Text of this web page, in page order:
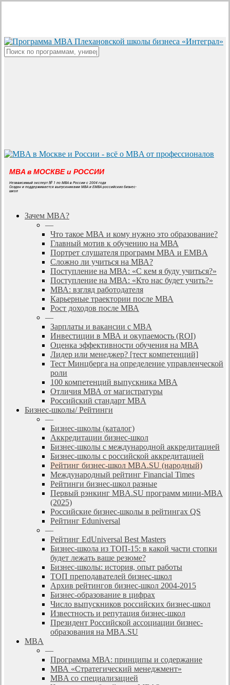
content
MBA в МОСКВЕ и РОССИИ
Независимый эксперт № 1 по MBA в России с 2004 года
Создан и поддерживается выпускниками MBA и EMBA российских бизнес-
школ
search
Menu
Зачем MBA?
—
Что такое МВА и кому нужно это образование?
Главный мотив к обучению на МВА
Портрет слушателя программ МВА и EMBA
Сложно ли учиться на МВА?
Поступление на МВА: «С кем я буду учиться?»
Поступление на МВА: «Кто нас будет учить?»
МВА: взгляд работодателя
Карьерные траектории после МВА
Рост доходов после МВА
—
Зарплаты и вакансии с MBA
Инвестиции в МВА и окупаемость (ROI)
Оценка эффективности обучения на МВА
Лидер или менеджер? [тест компетенций]
Тест Минцберга на определение управленческой
роли
100 компетенций выпускника MBA
Отличия МВА от магистратуры
Российский стандарт MBA
Бизнес-школы/ Рейтинги
—
Бизнес-школы (каталог)
Аккредитации бизнес-школ
Бизнес-школы с международной аккредитацией
Бизнес-школы с российской аккредитацией
Рейтинг бизнес-школ MBA.SU (народный)
Международный рейтинг Financial Times
Рейтинги бизнес-школ разные
Первый рэнкинг MBA.SU программ мини-MBA
(2025)
Российские бизнес-школы в рейтингах QS
Рейтинг Eduniversal
—
Рейтинг EdUniversal Best Masters
Бизнес-школа из ТОП-15: в какой части стопки
будет лежать ваше резюме?
Бизнес-школы: история, опыт работы
ТОП преподавателей бизнес-школ
Архив рейтингов бизнес-школ 2004-2015
Бизнес-образование в цифрах
Число выпускников российских бизнес-школ
Известность и репутация бизнес-школ
Президент Российской ассоциации бизнес-
образования на MBA.SU
MBA
—
Программа МВА: принципы и содержание
МВА «Cтратегический менеджмент»
MBA со специализацией